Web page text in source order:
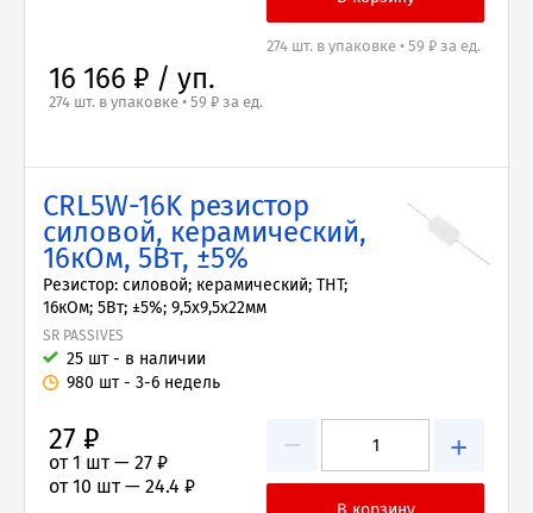
274 шт. в упаковке • 59 ₽ за ед.
16 166 ₽ / уп.
274 шт. в упаковке • 59 ₽ за ед.
CRL5W-16K резистор
силовой, керамический,
16кОм, 5Вт, ±5%
Резистор: силовой; керамический; THT;
16кОм; 5Вт; ±5%; 9,5x9,5x22мм
SR PASSIVES
25 шт - в наличии
980 шт - 3-6 недель
− +
27 ₽
от 1 шт — 27 ₽
от 10 шт — 24.4 ₽